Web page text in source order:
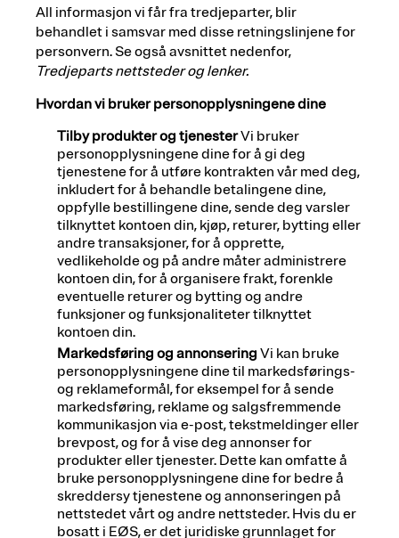
All informasjon vi får fra tredjeparter, blir
behandlet i samsvar med disse retningslinjene for
personvern. Se også avsnittet nedenfor,
Tredjeparts nettsteder og lenker.
Hvordan vi bruker personopplysningene dine
Tilby produkter og tjenesterVi bruker
personopplysningene dine for å gi deg
tjenestene for å utføre kontrakten vår med deg,
inkludert for å behandle betalingene dine,
oppfylle bestillingene dine, sende deg varsler
tilknyttet kontoen din, kjøp, returer, bytting eller
andre transaksjoner, for å opprette,
vedlikeholde og på andre måter administrere
kontoen din, for å organisere frakt, forenkle
eventuelle returer og bytting og andre
funksjoner og funksjonaliteter tilknyttet
kontoen din.
Markedsføring og annonsering Vi kan bruke
personopplysningene dine til markedsførings-
og reklameformål, for eksempel for å sende
markedsføring, reklame og salgsfremmende
kommunikasjon via e-post, tekstmeldinger eller
brevpost, og for å vise deg annonser for
produkter eller tjenester. Dette kan omfatte å
bruke personopplysningene dine for bedre å
skreddersy tjenestene og annonseringen på
nettstedet vårt og andre nettsteder. Hvis du er
bosatt i EØS, er det juridiske grunnlaget for